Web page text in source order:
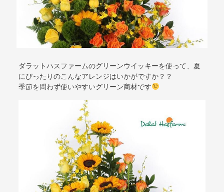
ダラットハスファームのグリーンウイッキーを使って、夏
にぴったりのこんなアレンジはいかがですか？？
季節を問わず使いやすいグリーン商材です